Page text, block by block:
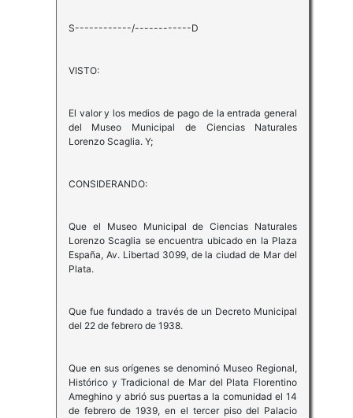
S------------/------------D
VISTO:
El valor y los medios de pago de la entrada general
del Museo Municipal de Ciencias Naturales
Lorenzo Scaglia. Y;
CONSIDERANDO:
Que el Museo Municipal de Ciencias Naturales
Lorenzo Scaglia se encuentra ubicado en la Plaza
España, Av. Libertad 3099, de la ciudad de Mar del
Plata.
Que fue fundado a través de un Decreto Municipal
del 22 de febrero de 1938.
Que en sus orígenes se denominó Museo Regional,
Histórico y Tradicional de Mar del Plata Florentino
Ameghino y abrió sus puertas a la comunidad el 14
de febrero de 1939, en el tercer piso del Palacio